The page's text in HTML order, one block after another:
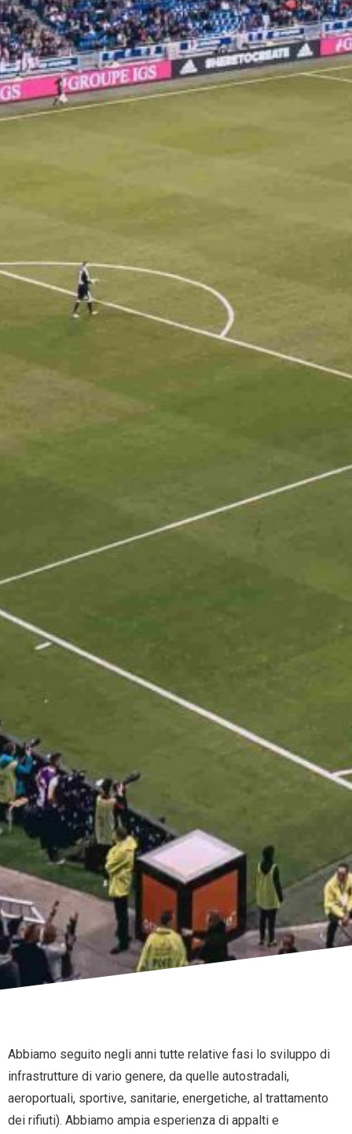
Abbiamo seguito negli anni tutte relative fasi lo sviluppo di
infrastrutture di vario genere, da quelle autostradali,
aeroportuali, sportive, sanitarie, energetiche, al trattamento
dei rifiuti). Abbiamo ampia esperienza di appalti e